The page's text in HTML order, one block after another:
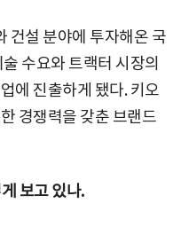
건설 분야에 투자해온 국
수요와 트랙터 시장의
에 진출하게 됐다. 키오
경쟁력을 갖춘 브랜드
보고 있나.